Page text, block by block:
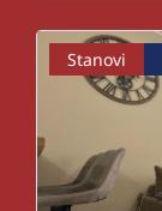
Stanovi